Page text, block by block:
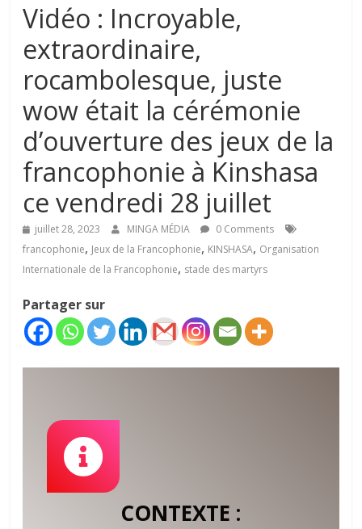
Vidéo : Incroyable,
extraordinaire,
rocambolesque, juste
wow était la cérémonie
d’ouverture des jeux de la
francophonie à Kinshasa
ce vendredi 28 juillet
juillet 28, 2023 MINGA MÉDIA
0 Comments
francophonie, Jeux de la Francophonie, KINSHASA, Organisation
Internationale de la Francophonie, stade des martyrs
Partager sur
CONTEXTE :